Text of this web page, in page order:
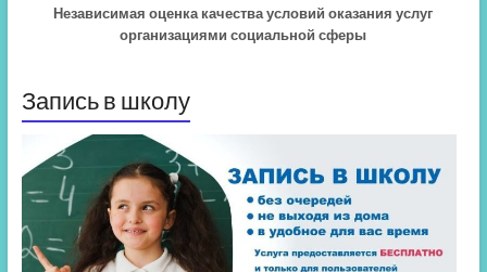
Независимая оценка качества условий оказания услуг
организациями социальной сферы
Запись в школу